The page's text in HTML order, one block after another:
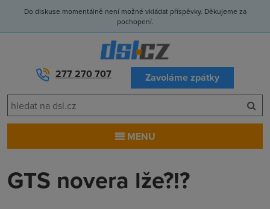
Do diskuse momentálně není možné vkládat příspěvky. Děkujeme za
pochopení.
277 270 707 Zavoláme zpátky
MENU
GTS novera lže?!?